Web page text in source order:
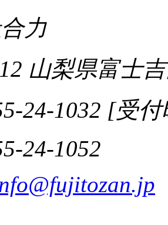
力
山梨県富士
24-1032 [受
24-1052